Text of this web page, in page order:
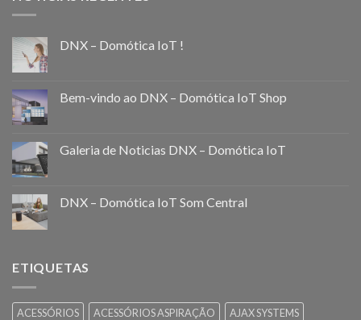
DNX – Domótica IoT !
Bem-vindo ao DNX – Domótica IoT Shop
Galeria de Noticias DNX – Domótica IoT
DNX – Domótica IoT Som Central
ETIQUETAS
ACESSÓRIOS ACESSÓRIOS ASPIRAÇÃO
AJAX SYSTEMS